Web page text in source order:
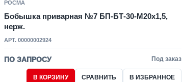
РОСМА
Бобышка приварная №7 БП-БТ-30-M20x1,5,
нерж.
АРТ. 00000002924
ПО ЗАПРОСУ Под заказ
В КОРЗИНУ СРАВНИТЬ В ИЗБРАННОЕ